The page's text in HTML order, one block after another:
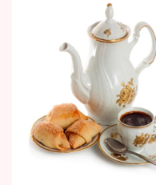
Celebrity
Vztahy
Seriály
Horoskopy